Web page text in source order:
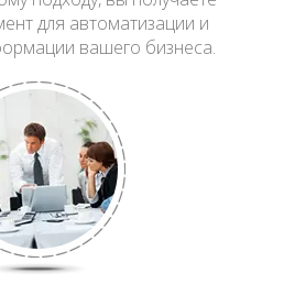
для автоматизации и
вашего бизнеса.